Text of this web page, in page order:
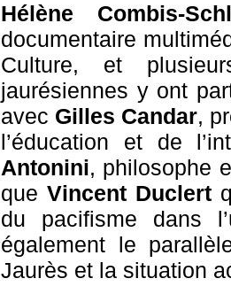
Hélène Combis-
documentaire
Culture, et
jaurésiennes y ont
avec Gilles Candar,
l’éducation et de
Antonini, philosophe
que Vincent Duclert
du pacifisme dans
également le
Jaurès et la situation